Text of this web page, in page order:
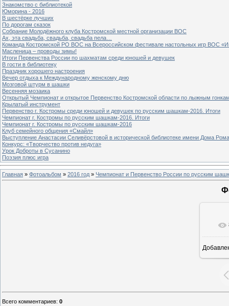
Знакомство с библиотекой
Юморина - 2016
В шестёрке лучших
По дорогам сказок
Собрание Молодёжного клуба Костромской местной организации ВОС
Ах, эта свадьба, свадьба, свадьба пела…
Команда Костромской РО ВОС на Всероссийском фестивале настольных игр ВОС
Масленица – проводы зимы!
Итоги Первенства России по шахматам среди юношей и девушек
В гости в библиотеку
Праздник хорошего настроения
Вечер отдыха к Международному женскому дню
Мозговой штурм в шашки
Весенняя мозаика
Открытый Чемпионат и открытое Первенство Костромской области по лыжным
Крылатый инструмент
Первенство г. Костромы среди юношей и девушек по русским шашкам-2016. Итоги
Чемпионат г. Костромы по русским шашкам-2016. Итоги
Чемпионат г. Костромы по русским шашкам-2016
Клуб семейного общения «Смайл»
Выступление Анастасии Селивёрстовой в исторической библиотеке имени Дома
Конкурс: «Творчество против недуга»
Урок Доброты в Сусанино
Поэзия плюс игра
Главная » Фотоальбом » 2016 год » Чемпионат и Первенство России по русским
Всего комментариев: 0